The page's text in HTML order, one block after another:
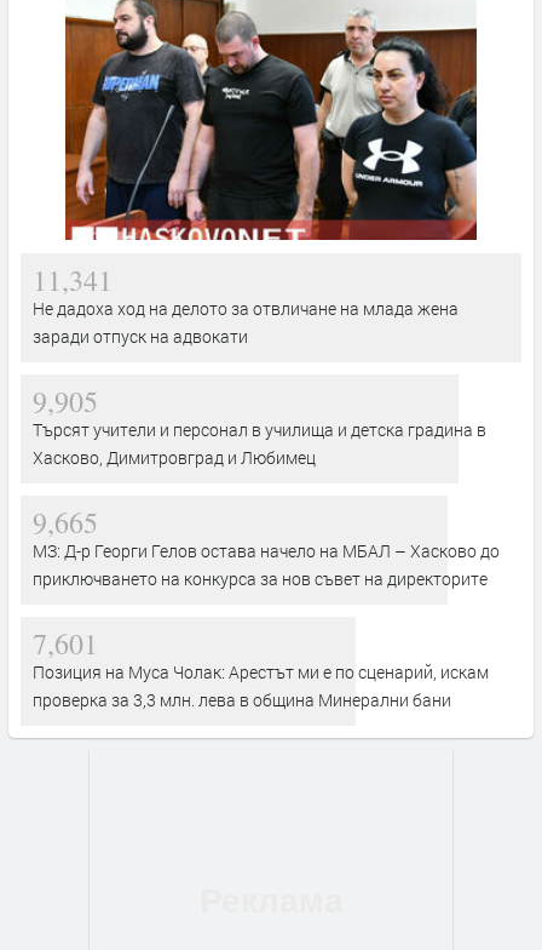
11,341
Не дадоха ход на делото за отвличане на млада жена
заради отпуск на адвокати
9,905
Търсят учители и персонал в училища и детска градина в
Хасково, Димитровград и Любимец
9,665
МЗ: Д-р Георги Гелов остава начело на МБАЛ – Хасково до
приключването на конкурса за нов съвет на директорите
7,601
Позиция на Муса Чолак: Арестът ми е по сценарий, искам
проверка за 3,3 млн. лева в община Минерални бани